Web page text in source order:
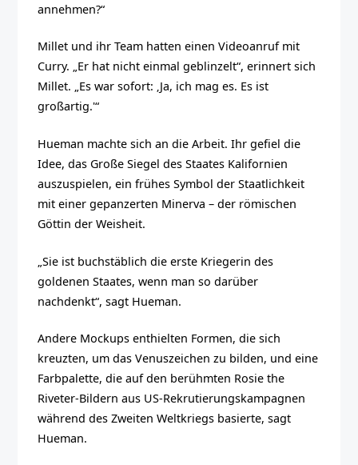
annehmen?“
Millet und ihr Team hatten einen Videoanruf mit
Curry. „Er hat nicht einmal geblinzelt“, erinnert sich
Millet. „Es war sofort: ‚Ja, ich mag es. Es ist
großartig.'“
Hueman machte sich an die Arbeit. Ihr gefiel die
Idee, das Große Siegel des Staates Kalifornien
auszuspielen, ein frühes Symbol der Staatlichkeit
mit einer gepanzerten Minerva – der römischen
Göttin der Weisheit.
„Sie ist buchstäblich die erste Kriegerin des
goldenen Staates, wenn man so darüber
nachdenkt“, sagt Hueman.
Andere Mockups enthielten Formen, die sich
kreuzten, um das Venuszeichen zu bilden, und eine
Farbpalette, die auf den berühmten Rosie the
Riveter-Bildern aus US-Rekrutierungskampagnen
während des Zweiten Weltkriegs basierte, sagt
Hueman.